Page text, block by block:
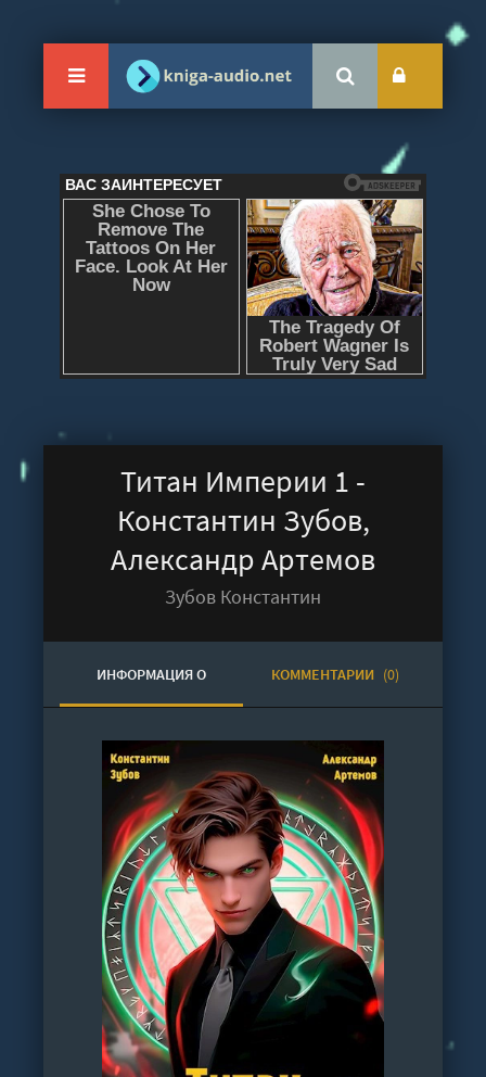
Титан Империи 1 -
Константин Зубов,
Александр Артемов
Зубов Константин
ИНФОРМАЦИЯ О
АУДИОКНИГЕ
КОММЕНТАРИИ (0)